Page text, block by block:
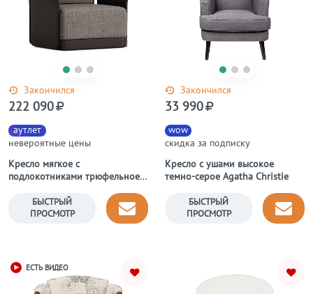
Закончился
Кресло мягкое с
подлокотниками трюфельное,
аутлет
невероятные цены
222 090
БЫСТРЫЙ
ПРОСМОТР
Закончился
Кресло с ушами высокое
темно-серое Agatha Christie
wow
скидка за подписку
33 990
БЫСТРЫЙ
ПРОСМОТР
ЕСТЬ ВИДЕО